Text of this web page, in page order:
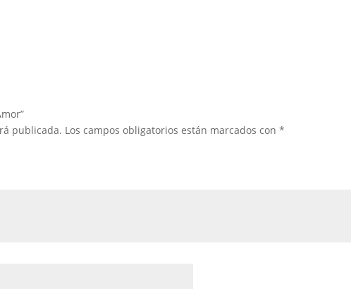
publicada. Los campos obligatorios están marcados con*